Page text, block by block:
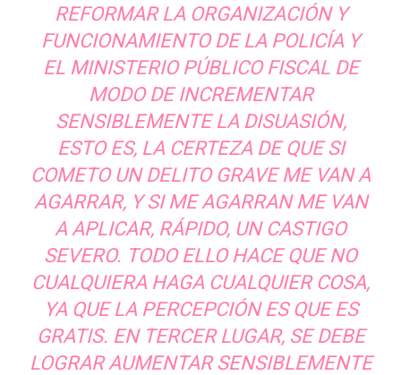
REFORMAR LA ORGANIZACIÓN Y
FUNCIONAMIENTO DE LA POLICÍA Y
EL MINISTERIO PÚBLICO FISCAL DE
MODO DE INCREMENTAR
SENSIBLEMENTE LA DISUASIÓN,
ESTO ES, LA CERTEZA DE QUE SI
COMETO UN DELITO GRAVE ME VAN A
AGARRAR, Y SI ME AGARRAN ME VAN
A APLICAR, RÁPIDO, UN CASTIGO
SEVERO. TODO ELLO HACE QUE NO
CUALQUIERA HAGA CUALQUIER COSA,
YA QUE LA PERCEPCIÓN ES QUE ES
GRATIS. EN TERCER LUGAR, SE DEBE
LOGRAR AUMENTAR SENSIBLEMENTE